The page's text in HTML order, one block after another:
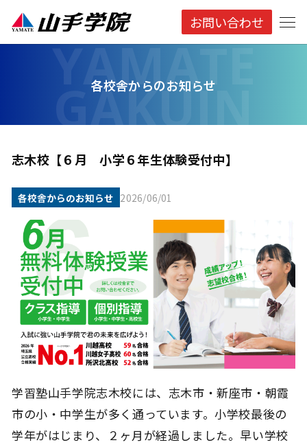
お問い合わせ
各校舎からのお知らせ
志木校【６月 小学６年生体験受付中】
各校舎からのお知らせ 2026/06/01
学習塾山手学院志木校には、志木市・新座市・朝霞
市の小・中学生が多く通っています。小学校最後の
学年がはじまり、２ヶ月が経過しました。早い学校